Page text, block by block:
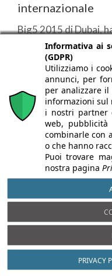
internazionale
Big5 2015 di Dubai,
novembre con più
Informativa ai
(GDPR)
Utilizziamo i
annunci, per
per analizzare
informazioni sul
i nostri partner
web,
combinarle con
o che hanno
Puoi trovare
nostra pagina
PRIVACY